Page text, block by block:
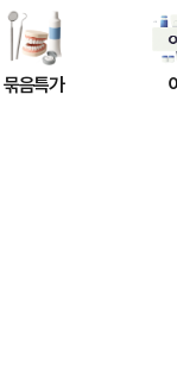
묶음특가